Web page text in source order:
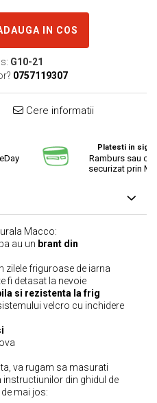
IN COS
G10-21
0757119307
Cere informatii
Platesti in
Ramburs sau cu
securizat prin
Macco:
au un brant din
zilele friguroase de iarna
fi detasat la nevoie
si rezistenta la frig
velcro cu inchidere
va rugam sa masurati
din ghidul de
mai jos: